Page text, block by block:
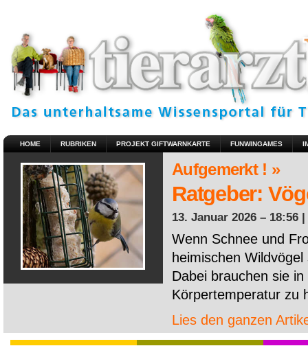
HOME RUBRIKEN PROJEKT GIFTWARNKARTE FUNWINGAMES
Aufgemerkt ! »
Ratgeber:
13. Januar 2026 – 18:56 |
Wenn Schnee und
heimischen
Dabei brauchen sie
Körpertemperatur zu
Lies den ganzen